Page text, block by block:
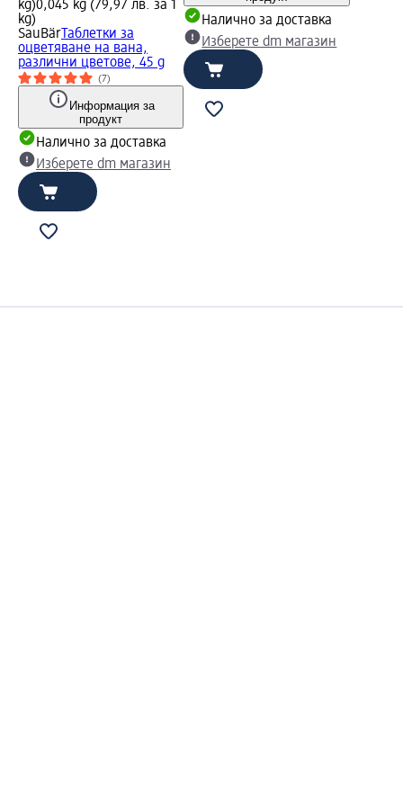
kg)0,045 kg (79,97 лв. за 1
kg)
SauBär Таблетки за
оцветяване на вана,
различни цветове, 45 g
(7)
Информация за
продукт
Налично за доставка
Изберете dm магазин
Налично за доставка
Изберете dm магазин